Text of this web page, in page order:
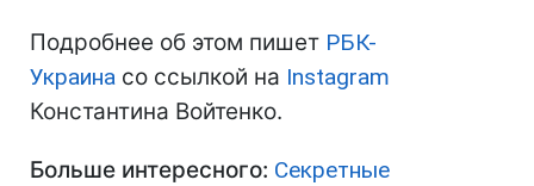
Подробнее об этом пишет РБК-
Украина со ссылкой на Instagram
Константина Войтенко.
Больше интересного: Секретные